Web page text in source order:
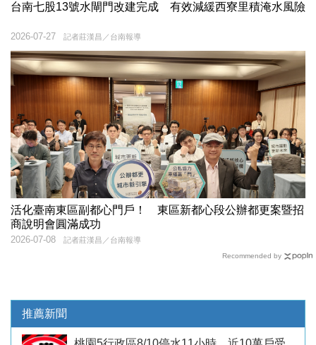
台南七股13號水閘門改建完成 有效減緩西寮里積淹水風險
記者莊漢昌／台南報導
2026-07-27
活化臺南東區副都心門戶！ 東區新都心段公辦都更案暨招
商說明會圓滿成功
記者莊漢昌／台南報導
2026-07-08
Recommended by
推薦新聞